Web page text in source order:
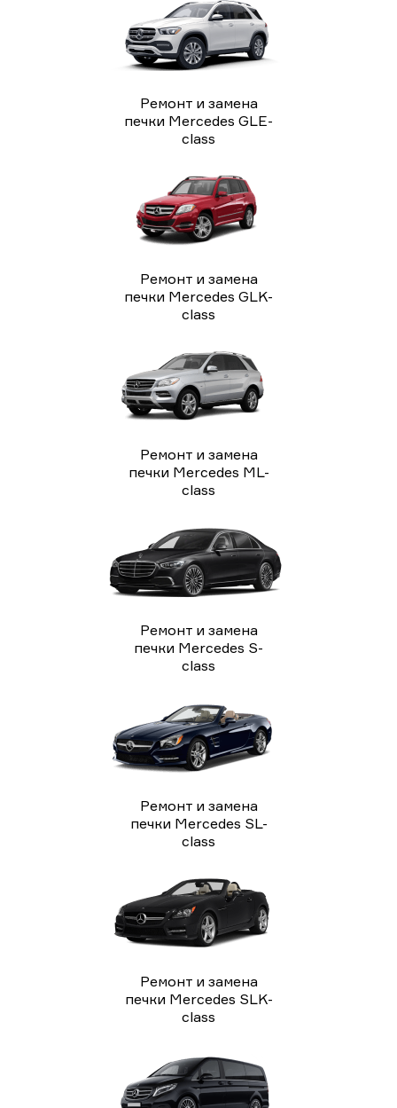
Ремонт и замена
печки Mercedes GLE-
class
Ремонт и замена
печки Mercedes GLK-
class
Ремонт и замена
печки Mercedes ML-
class
Ремонт и замена
печки Mercedes S-
class
Ремонт и замена
печки Mercedes SL-
class
Ремонт и замена
печки Mercedes SLK-
class